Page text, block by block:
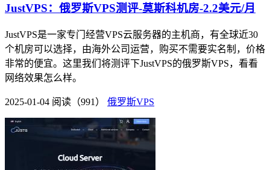
JustVPS：俄罗斯VPS测评-莫斯科机房-2.2美元/月
JustVPS是一家专门经营VPS云服务器的主机商，有全球近30
个机房可以选择，由海外公司运营，购买不需要实名制，价格
非常的便宜。这里我们将测评下JustVPS的俄罗斯VPS，看看
网络效果怎么样。
2025-01-04 阅读（991） 俄罗斯VPS